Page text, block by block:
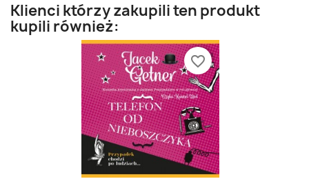
Klienci którzy zakupili ten produkt
kupili również:
favorite_border